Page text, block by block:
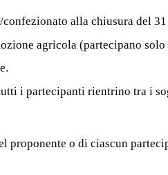
alla chiusura del
agricola (partecipano
i partecipanti rientrino tra i
proponente o di ciascun